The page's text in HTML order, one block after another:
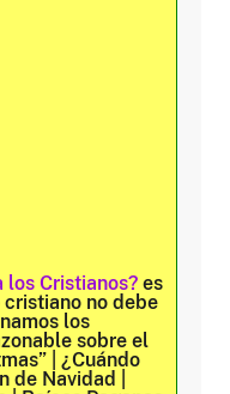
los Cristianos? es
no debe
los
sobre el
| ¿Cuándo
de Navidad |